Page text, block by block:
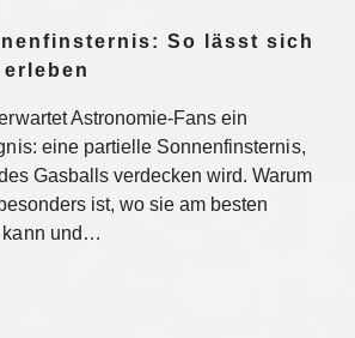
So lässt sich
Astronomie-Fans ein
eine partielle Sonnenfinsternis,
Gasballs verdecken wird. Warum
ist, wo sie am besten
kann und…